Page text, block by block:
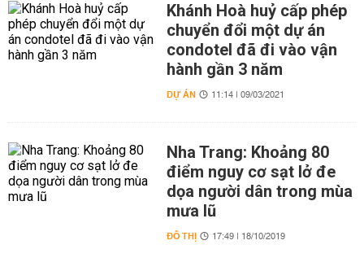
Khánh Hoà huỷ cấp phép
chuyển đổi một dự án
condotel đã đi vào vận
hành gần 3 năm
DỰ ÁN 11:14 | 09/03/2021
Nha Trang: Khoảng 80
điểm nguy cơ sạt lở đe
dọa người dân trong mùa
mưa lũ
ĐÔ THỊ 17:49 | 18/10/2019